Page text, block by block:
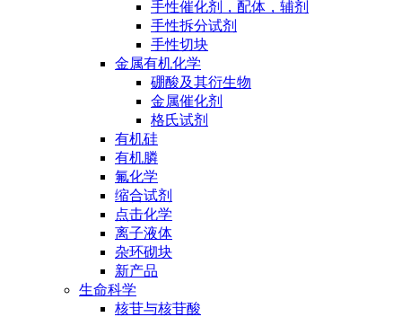
手性催化剂，配体，辅剂
手性拆分试剂
手性切块
金属有机化学
硼酸及其衍生物
金属催化剂
格氏试剂
有机硅
有机膦
氟化学
缩合试剂
点击化学
离子液体
杂环砌块
新产品
生命科学
核苷与核苷酸